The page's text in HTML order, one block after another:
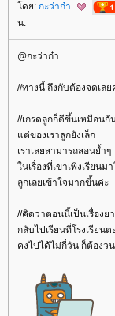
โดย: กะว่าก๋า
น.
@กะว่าก๋า
//ทางนี้ ถึงกับต้องจดเล
//เกรดลูกก็ดีขึ้นเหมือนกั
แต่ของเราลูกยังเล็ก
เราเลยสามารถสอนย้ำๆ
ในเรื่องที่เขาเพิ่งเรียนม
ลูกเลยเข้าใจมากขึ้นค่ะ
//คิดว่าตอนนี้เป็นเรื่องย
กลับไปเรียนที่โรงเรียน
คงไปได้ไม่กี่วัน ก็ต้องว